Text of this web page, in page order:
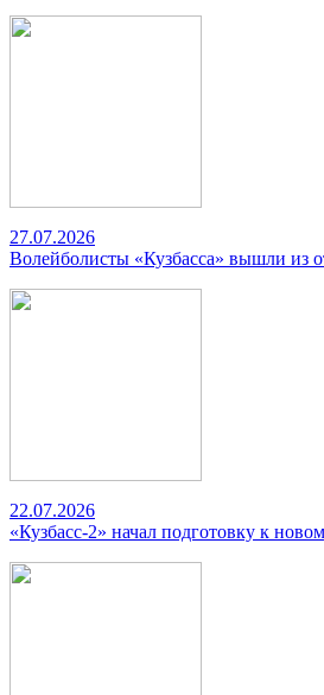
27.07.2026
Волейболисты «Кузбасса» вышли из
22.07.2026
«Кузбасс-2» начал подготовку к